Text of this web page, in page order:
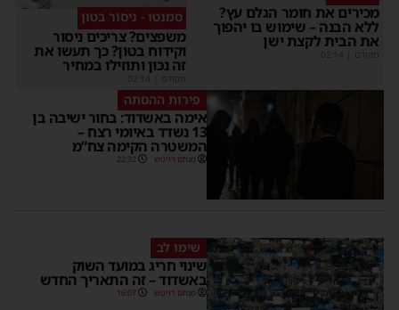
מכירים את חומר הגלם עץ?
ללא הבנה – שימוש בו יהפוך
את הבית לקצת ישן
מקודם
סמנטו - ניסור בטון
משפצים? צריכים ניסור
וקידוח בטון? כך תעשו את
זה נכון ותוזילו במחיר
מקודם
פירות ההסתה
אימה באשדוד: בחור ישיבה בן
13 נשדד באיומי רצח –
המשטרה הקימה צח”מ
מנחם דויטש 22:32
שימו לב
שינוי חריג במועד השוק
באשדוד – זה התאריך החדש
מנחם דויטש 16:07